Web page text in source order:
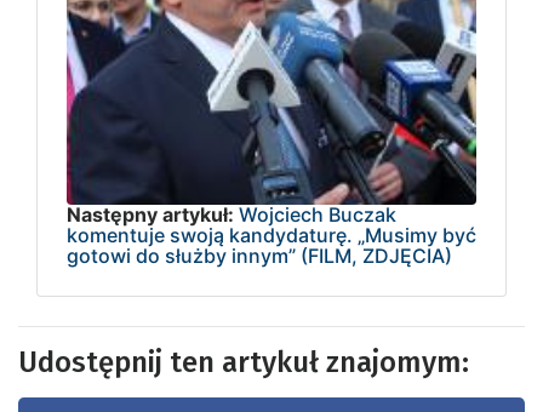
Następny artykuł: Wojciech Buczak
komentuje swoją kandydaturę. „Musimy być
gotowi do służby innym” (FILM, ZDJĘCIA)
Udostępnij ten artykuł znajomym: